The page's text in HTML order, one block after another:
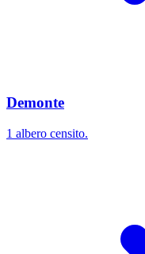
Demonte
1 albero censito.